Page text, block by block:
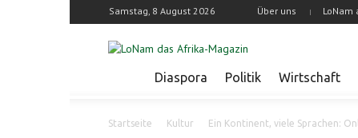
Samstag, 8 August 2026 Über uns LoNam
Diaspora Politik Wirtschaft
Startseite Kultur Ein Kontinent, viele Sprachen: